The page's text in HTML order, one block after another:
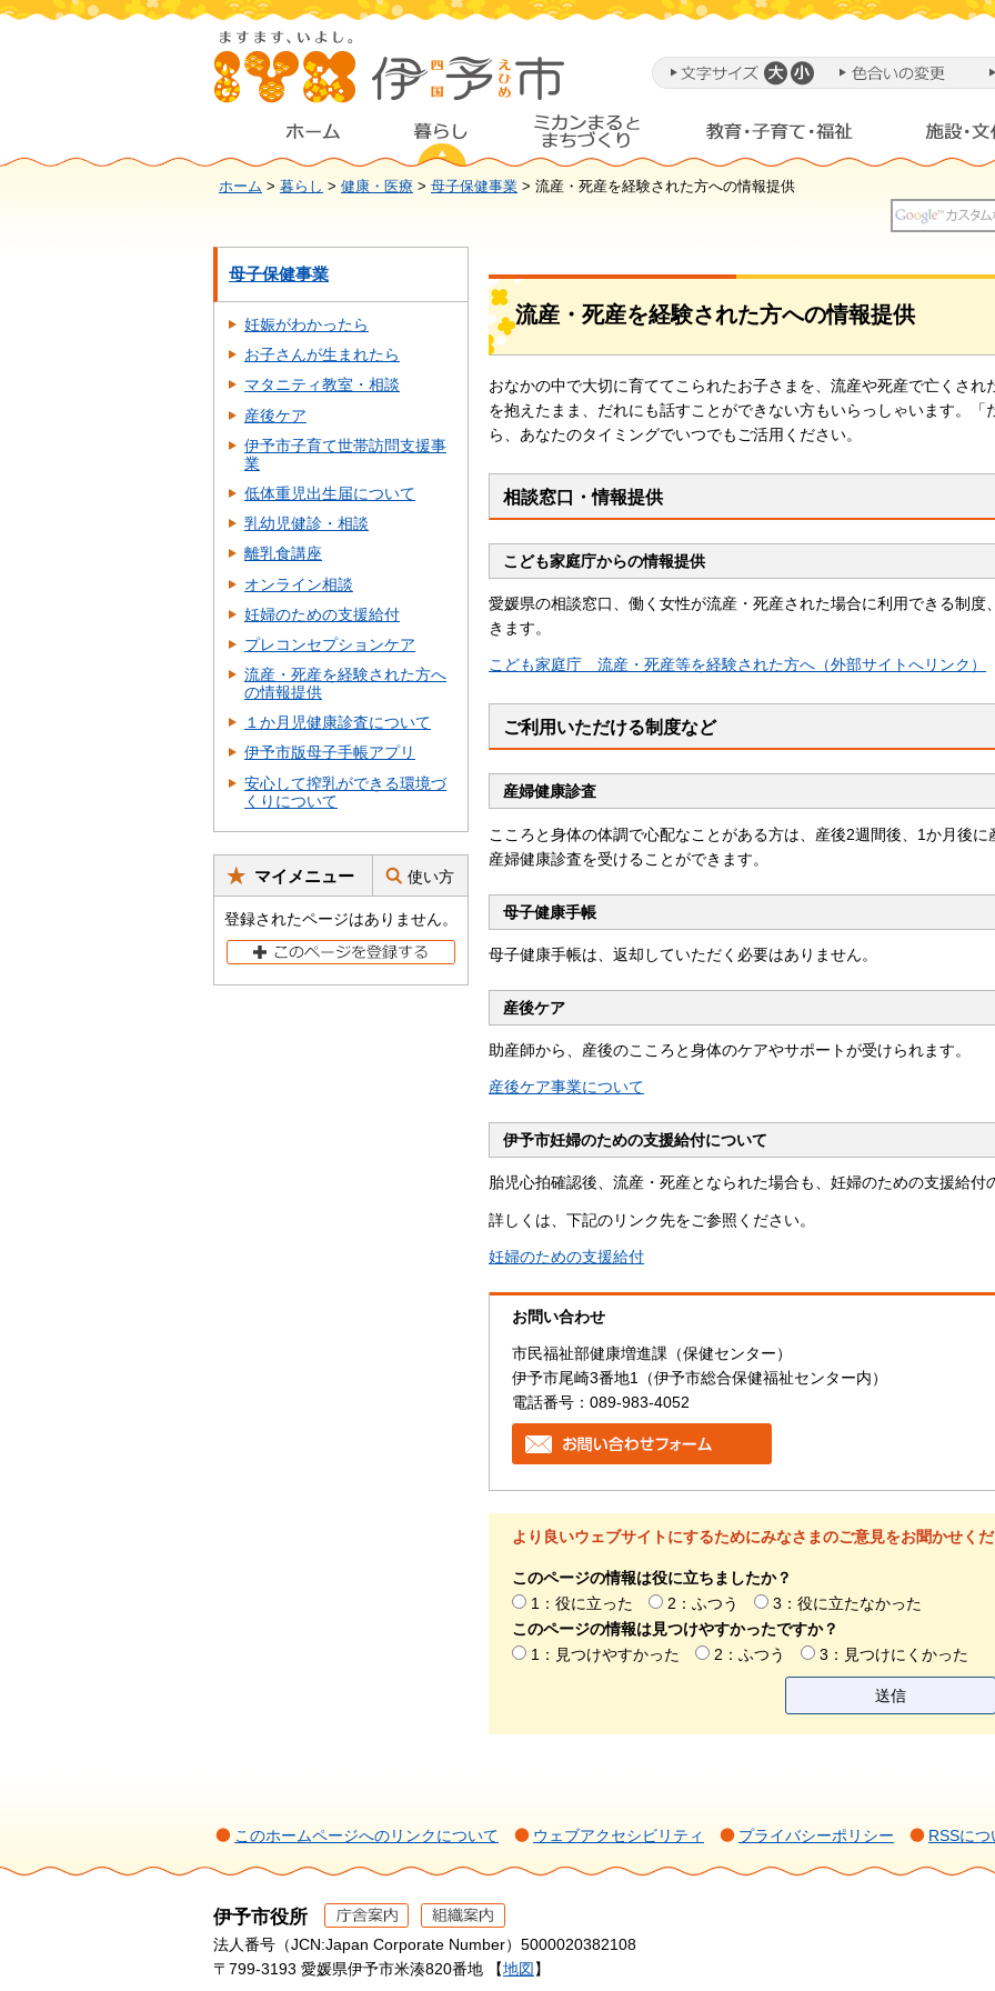
ホーム > 暮らし > 健康・医療 > 母子保健事業 > 流産・死産を経験された方への情報提供
母子保健事業
妊娠がわかったら
お子さんが生まれたら
マタニティ教室・相談
産後ケア
伊予市子育て世帯訪問支援事
業
低体重児出生届について
乳幼児健診・相談
離乳食講座
オンライン相談
妊婦のための支援給付
プレコンセプションケア
流産・死産を経験された方へ
の情報提供
１か月児健康診査について
伊予市版母子手帳アプリ
安心して搾乳ができる環境づ
くりについて
マイメニュー 使い方
登録されたページはありません。
流産・死産を経験された方への情報提供
おなかの中で大切に育ててこられたお子さまを、流産や死産で亡くさ
を抱えたまま、だれにも話すことができない方もいらっしゃいます。
ら、あなたのタイミングでいつでもご活用ください。
相談窓口・情報提供
こども家庭庁からの情報提供
愛媛県の相談窓口、働く女性が流産・死産された場合に利用できる制
きます。
こども家庭庁 流産・死産等を経験された方へ（外部サイトへリンク）
ご利用いただける制度など
産婦健康診査
こころと身体の体調で心配なことがある方は、産後2週間後、1か月後
産婦健康診査を受けることができます。
母子健康手帳
母子健康手帳は、返却していただく必要はありません。
産後ケア
助産師から、産後のこころと身体のケアやサポートが受けられます。
産後ケア事業について
伊予市妊婦のための支援給付について
胎児心拍確認後、流産・死産となられた場合も、妊婦のための支援給付
詳しくは、下記のリンク先をご参照ください。
妊婦のための支援給付
お問い合わせ
市民福祉部健康増進課（保健センター）
伊予市尾崎3番地1（伊予市総合保健福祉センター内）
電話番号：089-983-4052
より良いウェブサイトにするためにみなさまのご意見をお聞かせく
このページの情報は役に立ちましたか？
1：役に立った
2：ふつう
3：役に立たなかった
このページの情報は見つけやすかったですか？
1：見つけやすかった
2：ふつう 3：見つけにくかった
このホームページへのリンクについて ウェブアクセシビリティ プライバシーポリシー RSSにつ
伊予市役所
法人番号（JCN:Japan Corporate Number）5000020382108
〒799-3193 愛媛県伊予市米湊820番地 【地図 】